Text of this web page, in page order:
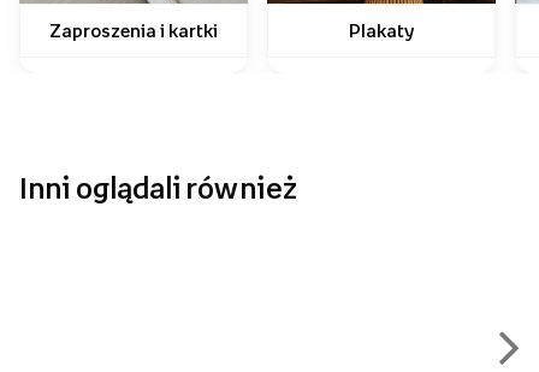
Zaproszenia i kartki Plakaty
Inni oglądali również